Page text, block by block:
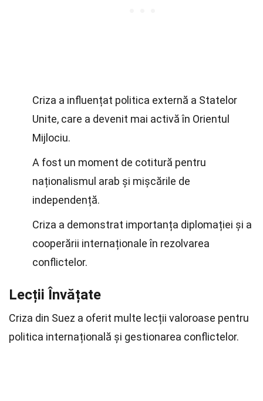
Criza a influențat politica externă a Statelor
Unite, care a devenit mai activă în Orientul
Mijlociu.
A fost un moment de cotitură pentru
naționalismul arab și mișcările de
independență.
Criza a demonstrat importanța diplomației și a
cooperării internaționale în rezolvarea
conflictelor.
Lecții Învățate
Criza din Suez a oferit multe lecții valoroase pentru
politica internațională și gestionarea conflictelor.